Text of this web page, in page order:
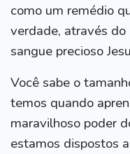
como um remédio
verdade, através
sangue precioso
Você sabe o
temos quando
maravilhoso poder
estamos dispostos